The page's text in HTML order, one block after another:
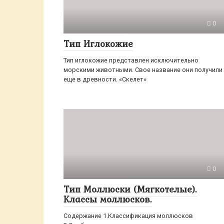
0
Тип Иглокожие
Тип иглокожие представлен исключительно
морскими животными. Свое название они получили
еще в древности. «Скелет»
0
Тип Моллюски (Мягкотелые).
Классы моллюсков.
Содержание 1.Классификация моллюсков